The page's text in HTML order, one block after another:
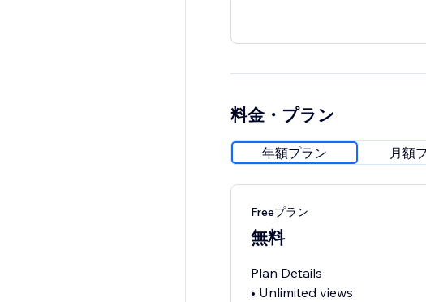
料金・プラン
年額プラン 月額
Freeプラン
無料
Plan Details
• Unlimited views